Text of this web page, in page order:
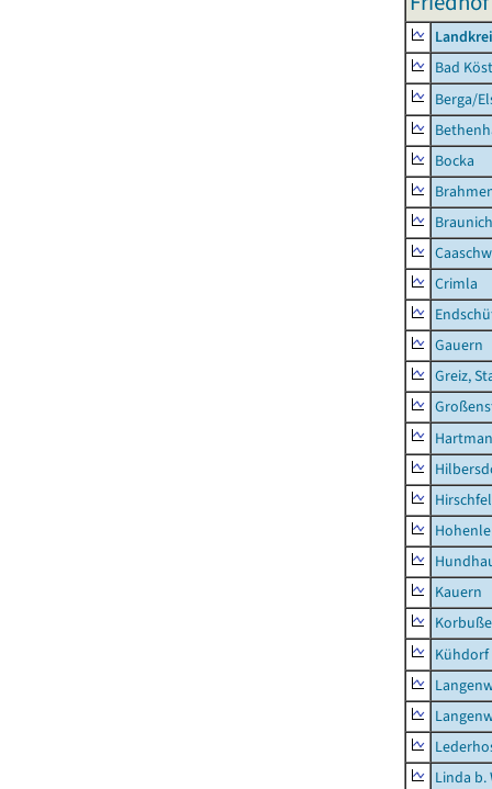
Bad
Berga/
Bocka
Crimla
Gauern
Greiz,
Kauern
Kühdorf
Linda b.